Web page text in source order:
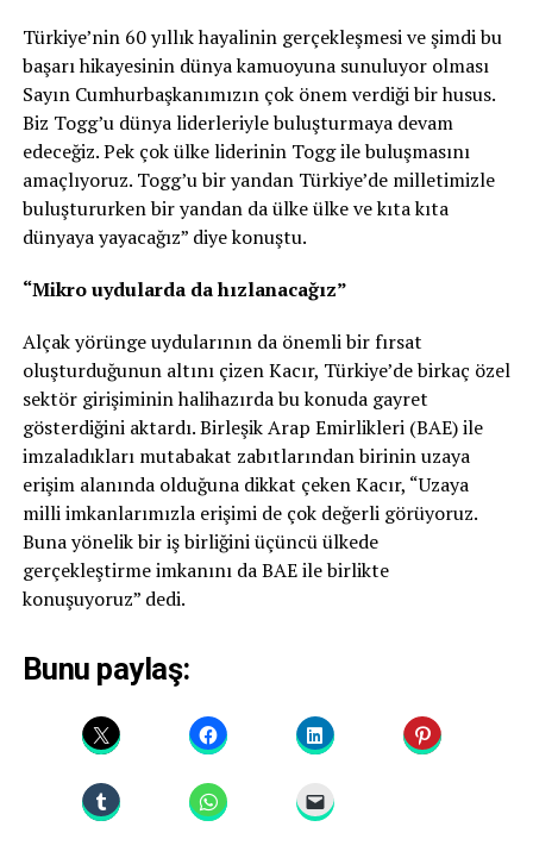
Türkiye’nin 60 yıllık hayalinin gerçekleşmesi ve şimdi bu
başarı hikayesinin dünya kamuoyuna sunuluyor olması
Sayın Cumhurbaşkanımızın çok önem verdiği bir husus.
Biz Togg’u dünya liderleriyle buluşturmaya devam
edeceğiz. Pek çok ülke liderinin Togg ile buluşmasını
amaçlıyoruz. Togg’u bir yandan Türkiye’de milletimizle
buluştururken bir yandan da ülke ülke ve kıta kıta
dünyaya yayacağız” diye konuştu.
“Mikro uydularda da hızlanacağız”
Alçak yörünge uydularının da önemli bir fırsat
oluşturduğunun altını çizen Kacır, Türkiye’de birkaç özel
sektör girişiminin halihazırda bu konuda gayret
gösterdiğini aktardı. Birleşik Arap Emirlikleri (BAE) ile
imzaladıkları mutabakat zabıtlarından birinin uzaya
erişim alanında olduğuna dikkat çeken Kacır, “Uzaya
milli imkanlarımızla erişimi de çok değerli görüyoruz.
Buna yönelik bir iş birliğini üçüncü ülkede
gerçekleştirme imkanını da BAE ile birlikte
konuşuyoruz” dedi.
Bunu paylaş: